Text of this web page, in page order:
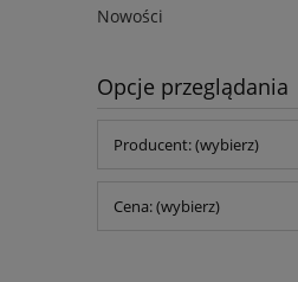
Nowości
Opcje przeglądania
Producent: (wybierz)
Cena: (wybierz)